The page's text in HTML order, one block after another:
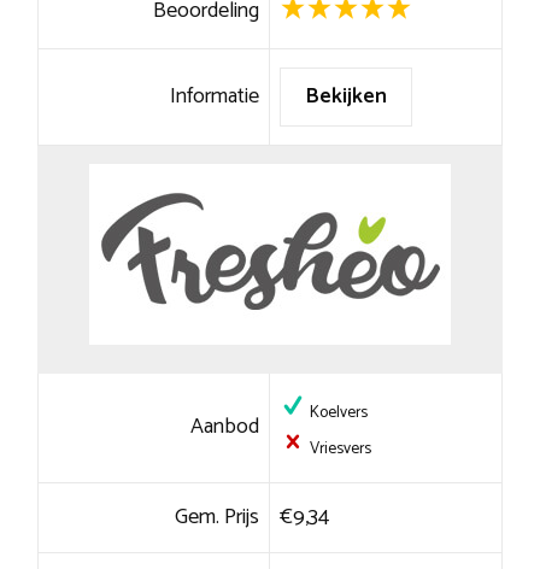
Beoordeling
Informatie Bekijken
Aanbod
Koelvers
Vriesvers
Gem. Prijs €9,34